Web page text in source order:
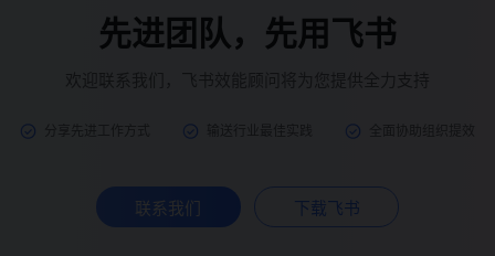
先进团队，先用飞书
联系我们 下载飞书